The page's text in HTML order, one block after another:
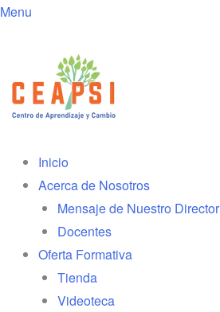
Menu
Inicio
Acerca de Nosotros
Mensaje de Nuestro Director
Docentes
Oferta Formativa
Tienda
Videoteca